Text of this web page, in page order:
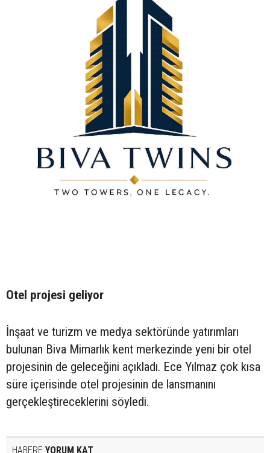
Otel projesi geliyor
İnşaat ve turizm ve medya sektöründe yatırımları
bulunan Biva Mimarlık kent merkezinde yeni bir otel
projesinin de geleceğini açıkladı. Ece Yılmaz çok kısa
süre içerisinde otel projesinin de lansmanını
gerçekleştireceklerini söyledi.
HABERE YORUM KAT